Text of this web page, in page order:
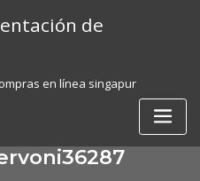
de
en línea singapur